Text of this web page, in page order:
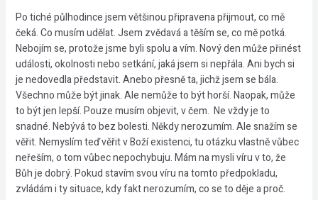
Po tiché půlhodince jsem většinou připravena přijmout, co mě
čeká. Co musím udělat. Jsem zvědavá a těším se, co mě potká.
Nebojím se, protože jsme byli spolu a vím. Nový den může přinést
události, okolnosti nebo setkání, jaká jsem si nepřála. Ani bych si
je nedovedla představit. Anebo přesně ta, jichž jsem se bála.
Všechno může být jinak. Ale nemůže to být horší. Naopak, může
to být jen lepší. Pouze musím objevit, v čem. Ne vždy je to
snadné. Nebývá to bez bolesti. Někdy nerozumím. Ale snažím se
věřit. Nemyslím teď věřit v Boží existenci, tu otázku vlastně vůbec
neřeším, o tom vůbec nepochybuju. Mám na mysli víru v to, že
Bůh je dobrý. Pokud stavím svou víru na tomto předpokladu,
zvládám i ty situace, kdy fakt nerozumím, co se to děje a proč.